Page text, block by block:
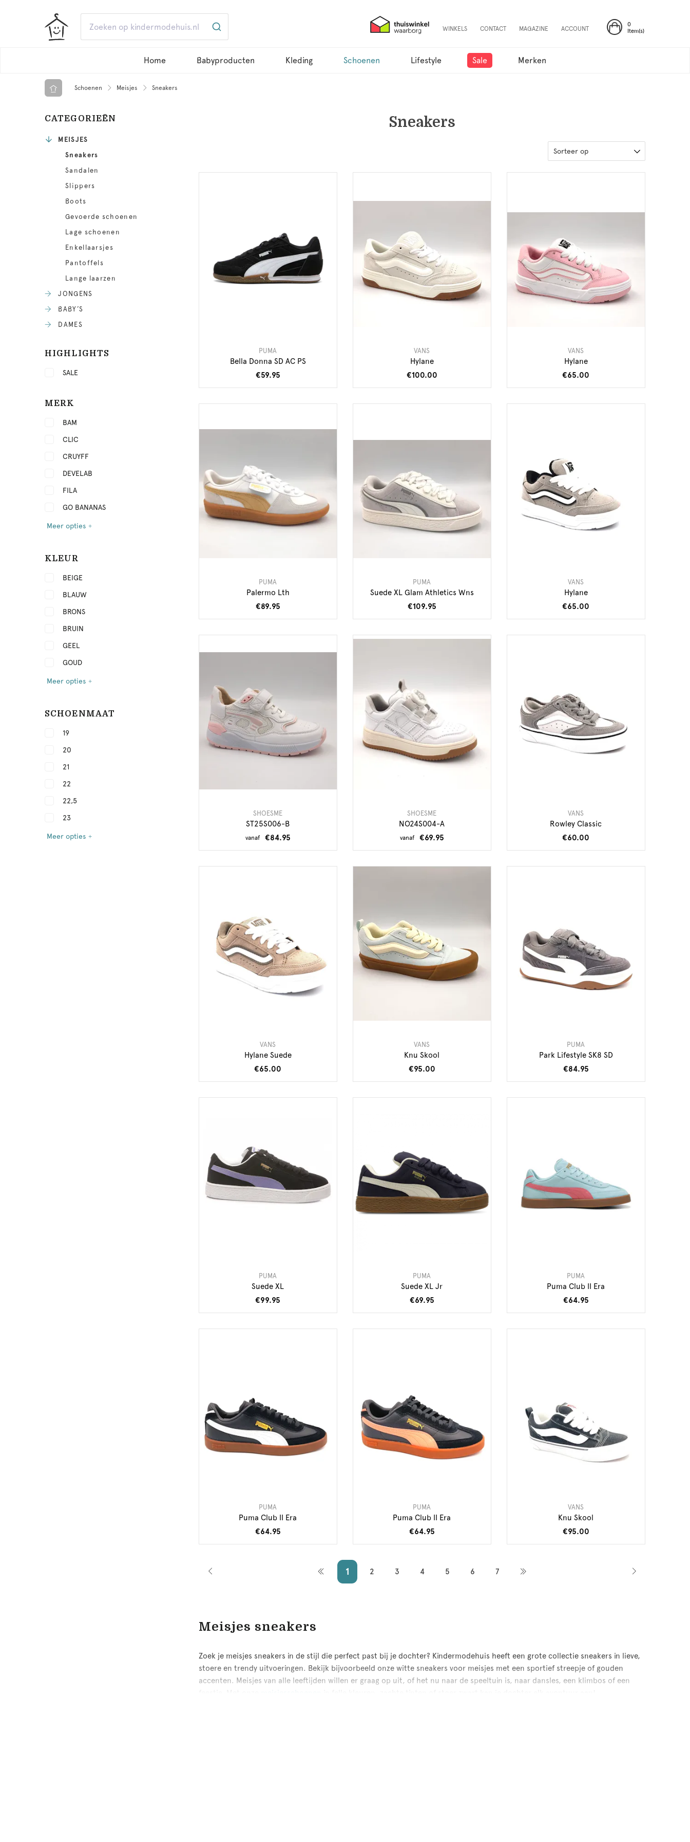
0
Item(s)
WINKELS CONTACT MAGAZINE ACCOUNT
Home Babyproducten Kleding Schoenen Lifestyle Sale Merken
Schoenen Meisjes Sneakers
CATEGORIEËN
MEISJES
Sneakers
Sandalen
Slippers
Boots
Gevoerde schoenen
Lage schoenen
Enkellaarsjes
Pantoffels
Lange laarzen
JONGENS
BABY’S
DAMES
HIGHLIGHTS
SALE
MERK
BAM
CLIC
CRUYFF
DEVELAB
FILA
GO BANANAS
Meer opties
KLEUR
BEIGE
BLAUW
BRONS
BRUIN
GEEL
GOUD
Meer opties
SCHOENMAAT
19
20
21
22
22,5
23
Meer opties
Sneakers
Sorteer op
PUMA
Bella Donna SD AC PS
€59.95
VANS
Hylane
€100.00
VANS
Hylane
€65.00
PUMA
Palermo Lth
€89.95
PUMA
Suede XL Glam Athletics Wns
€109.95
VANS
Hylane
€65.00
SHOESME
ST25S006-B
vanaf €84.95
SHOESME
NO24S004-A
vanaf €69.95
VANS
Rowley Classic
€60.00
VANS
Hylane Suede
€65.00
VANS
Knu Skool
€95.00
PUMA
Park Lifestyle SK8 SD
€84.95
PUMA
Suede XL
€99.95
PUMA
Suede XL Jr
€69.95
PUMA
Puma Club II Era
€64.95
PUMA
Puma Club II Era
€64.95
PUMA
Puma Club II Era
€64.95
VANS
Knu Skool
€95.00
1 2 3 4 5 6 7
Meisjes sneakers
Zoek je meisjes sneakers in de stijl die perfect past bij je dochter? Kindermodehuis heeft een grote collectie sneakers in lieve,
stoere en trendy uitvoeringen. Bekijk bijvoorbeeld onze witte sneakers voor meisjes met een sportief streepje of gouden
accenten. Meisjes van alle leeftijden willen er graag op uit, of het nu naar de speeltuin is, naar dansles, een klimbos of een